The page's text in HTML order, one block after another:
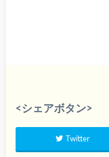
<シェアボタン>
Twitter